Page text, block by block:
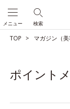
検索
メニュー
TOP マガジン（美
ポイント